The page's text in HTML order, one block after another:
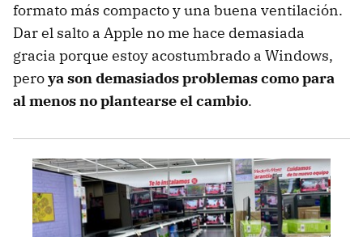
formato más compacto y una buena ventilación.
Dar el salto a Apple no me hace demasiada
gracia porque estoy acostumbrado a Windows,
peroya son demasiados problemas como para
al menos no plantearse el cambio.